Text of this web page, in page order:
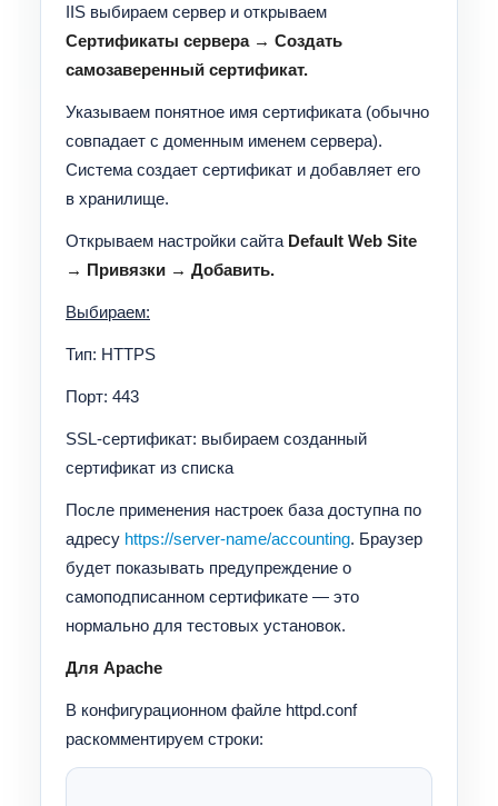
IIS выбираем сервер и открываем
Сертификаты сервера → Создать
самозаверенный сертификат.
Указываем понятное имя сертификата (обычно
совпадает с доменным именем сервера).
Система создает сертификат и добавляет его
в хранилище.
Открываем настройки сайта Default Web Site
→ Привязки → Добавить.
Выбираем:
Тип: HTTPS
Порт: 443
SSL-сертификат: выбираем созданный
сертификат из списка
После применения настроек база доступна по
адресу https://server-name/accounting. Браузер
будет показывать предупреждение о
самоподписанном сертификате — это
нормально для тестовых установок.
Для Apache
В конфигурационном файле httpd.conf
раскомментируем строки: